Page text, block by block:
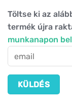
Töltse ki az
termék újra
munkanapon